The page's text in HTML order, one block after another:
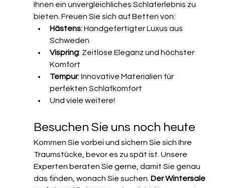
Ihnen ein unvergleichliches Schlaferlebnis zu
bieten. Freuen Sie sich auf Betten von:
Hästens: Handgefertigter Luxus aus
Schweden
Vispring: Zeitlose Eleganz und höchster
Komfort
Tempur: Innovative Materialien für
perfekten Schlafkomfort
Und viele weitere!
Besuchen Sie uns noch heute
Kommen Sie vorbei und sichern Sie sich Ihre
Traumstücke, bevor es zu spät ist. Unsere
Experten beraten Sie gerne, damit Sie genau
das finden, wonach Sie suchen. Der Wintersale